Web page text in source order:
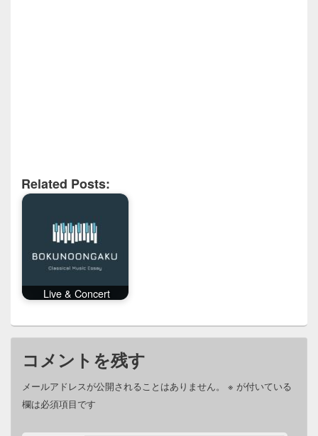
Related Posts:
Live & Concert
コメントを残す
メールアドレスが公開されることはありません。 ※ が付いている
欄は必須項目です